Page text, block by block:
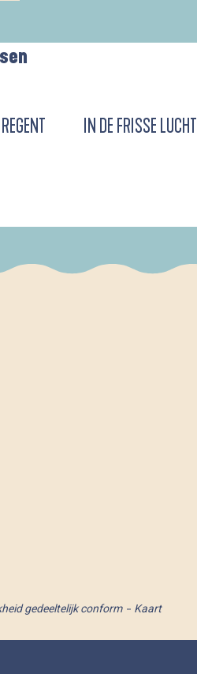
IN DE FRISSE LUCHT
gedeeltelijk conform Kaart